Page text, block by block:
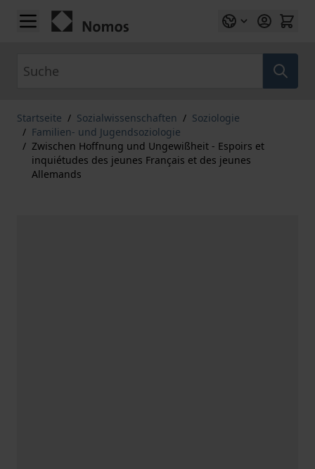
Zum Inhalt springen
Startseite / Sozialwissenschaften / Soziologie
/ Familien- und Jugendsoziologie
/ Zwischen Hoffnung und Ungewißheit - Espoirs et
inquiétudes des jeunes Français et des jeunes
Allemands